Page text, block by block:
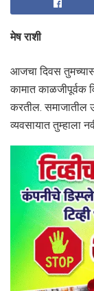
मेष राशी
आजचा दिवस
कामात काळजीपूर्वक
करतील. समाजातील
व्यवसायात तुम्हाला